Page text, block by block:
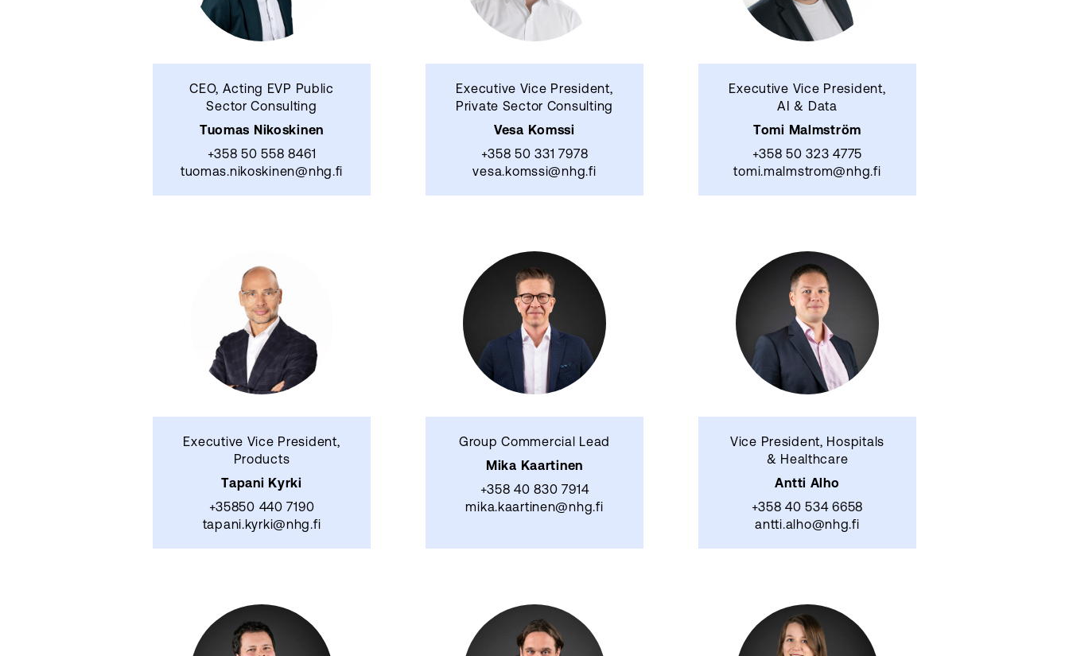
CEO, Acting EVP Public
Sector Consulting
Tuomas Nikoskinen
+358 50 558 8461
tuomas.nikoskinen@nhg.fi
Executive Vice President,
Private Sector Consulting
Vesa Komssi
+358 50 331 7978
vesa.komssi@nhg.fi
Executive Vice President,
AI & Data
Tomi Malmström
+358 50 323 4775
tomi.malmstrom@nhg.fi
Executive Vice President,
Products
Tapani Kyrki
+35850 440 7190
tapani.kyrki@nhg.fi
Group Commercial Lead
Mika Kaartinen
+358 40 830 7914
mika.kaartinen@nhg.fi
Vice President, Hospitals
& Healthcare
Antti Alho
+358 40 534 6658
antti.alho@nhg.fi